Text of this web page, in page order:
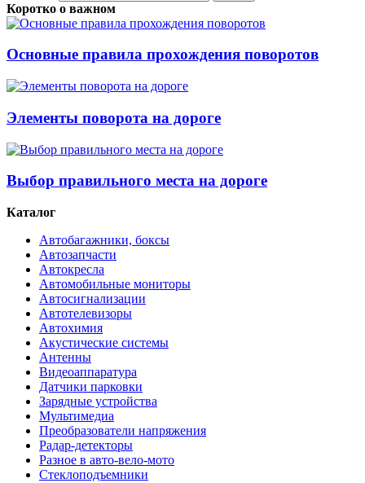
Коротко о важном
Основные правила прохождения поворотов
Элементы поворота на дороге
Выбор правильного места на дороге
Каталог
Автобагажники, боксы
Автозапчасти
Автокресла
Автомобильные мониторы
Автосигнализации
Автотелевизоры
Автохимия
Акустические системы
Антенны
Видеоаппаратура
Датчики парковки
Зарядные устройства
Мультимедиа
Преобразователи напряжения
Радар-детекторы
Разное в авто-вело-мото
Стеклоподъемники